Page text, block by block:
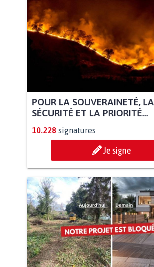
POUR LA SOUVERAINETÉ, LA
SÉCURITÉ ET LA PRIORITÉ...
10.228 signatures
Je signe